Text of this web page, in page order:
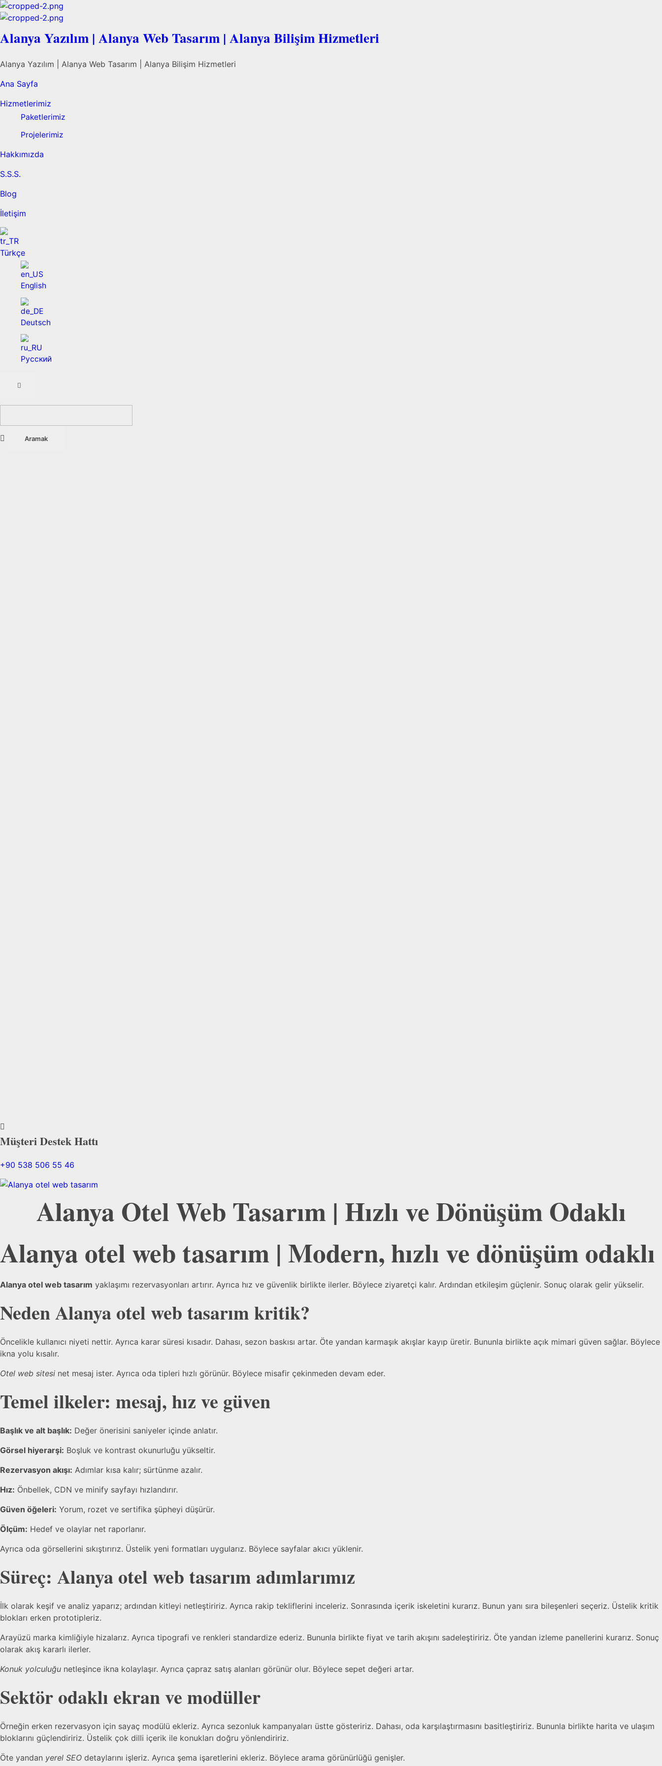
Alanya Yazılım | Alanya Web Tasarım | Alanya Bilişim Hizmetleri
Alanya Yazılım | Alanya Web Tasarım | Alanya Bilişim Hizmetleri
Ana Sayfa
Hizmetlerimiz
Paketlerimiz
Projelerimiz
Hakkımızda
S.S.S.
Blog
İletişim
Türkçe
English
Deutsch
Русский
Müşteri Destek Hattı
+90 538 506 55 46
Alanya Otel Web Tasarım | Hızlı ve Dönüşüm Odaklı
Alanya otel web tasarım | Modern, hızlı ve dönüşüm odaklı
Alanya otel web tasarım yaklaşımı rezervasyonları artırır. Ayrıca hız ve güvenlik birlikte ilerler. Böylece ziyaretçi kalır. Ardından etkileşim güçlenir. Sonuç olarak gelir yükselir.
NedenAlanya otel web tasarım kritik?
Öncelikle kullanıcı niyeti nettir. Ayrıca karar süresi kısadır. Dahası, sezon baskısı artar. Öte yandan karmaşık akışlar kayıp üretir. Bununla birlikte açık mimari güven sağlar. Böylece
ikna yolu kısalır.
Otel web sitesi net mesaj ister. Ayrıca oda tipleri hızlı görünür. Böylece misafir çekinmeden devam eder.
Temel ilkeler: mesaj, hız ve güven
Başlık ve alt başlık: Değer önerisini saniyeler içinde anlatır.
Görsel hiyerarşi: Boşluk ve kontrast okunurluğu yükseltir.
Rezervasyon akışı: Adımlar kısa kalır; sürtünme azalır.
Hız: Önbellek, CDN ve minify sayfayı hızlandırır.
Güven öğeleri: Yorum, rozet ve sertifika şüpheyi düşürür.
Ölçüm: Hedef ve olaylar net raporlanır.
Ayrıca oda görsellerini sıkıştırırız. Üstelik yeni formatları uygularız. Böylece sayfalar akıcı yüklenir.
Süreç: Alanya otel web tasarım adımlarımız
İlk olarak keşif ve analiz yaparız; ardından kitleyi netleştiririz. Ayrıca rakip tekliflerini inceleriz. Sonrasında içerik iskeletini kurarız. Bunun yanı sıra bileşenleri seçeriz. Üstelik kritik
blokları erken prototipleriz.
Arayüzü marka kimliğiyle hizalarız. Ayrıca tipografi ve renkleri standardize ederiz. Bununla birlikte fiyat ve tarih akışını sadeleştiririz. Öte yandan izleme panellerini kurarız. Sonuç
olarak akış kararlı ilerler.
Konuk yolculuğu netleşince ikna kolaylaşır. Ayrıca çapraz satış alanları görünür olur. Böylece sepet değeri artar.
Sektör odaklı ekran ve modüller
Örneğin erken rezervasyon için sayaç modülü ekleriz. Ayrıca sezonluk kampanyaları üstte gösteririz. Dahası, oda karşılaştırmasını basitleştiririz. Bununla birlikte harita ve ulaşım
bloklarını güçlendiririz. Üstelik çok dilli içerik ile konukları doğru yönlendiririz.
Öte yandan yerel SEO detaylarını işleriz. Ayrıca şema işaretlerini ekleriz. Böylece arama görünürlüğü genişler.